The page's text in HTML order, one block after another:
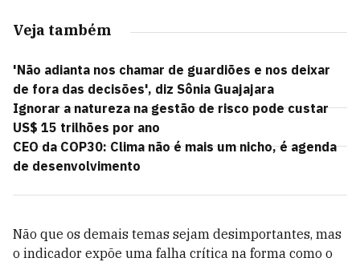
Veja também
'Não adianta nos chamar de guardiões e nos deixar
de fora das decisões', diz Sônia Guajajara
Ignorar a natureza na gestão de risco pode custar
US$ 15 trilhões por ano
CEO da COP30: Clima não é mais um nicho, é agenda
de desenvolvimento
Não que os demais temas sejam desimportantes, mas
o indicador expõe uma falha crítica na forma como o